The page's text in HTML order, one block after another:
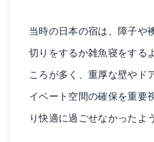
当時の日本の宿は、障子や
切りをするか雑魚寝をする
ころが多く、重厚な壁やド
イベート空間の確保を重要
り快適に過ごせなかったよ